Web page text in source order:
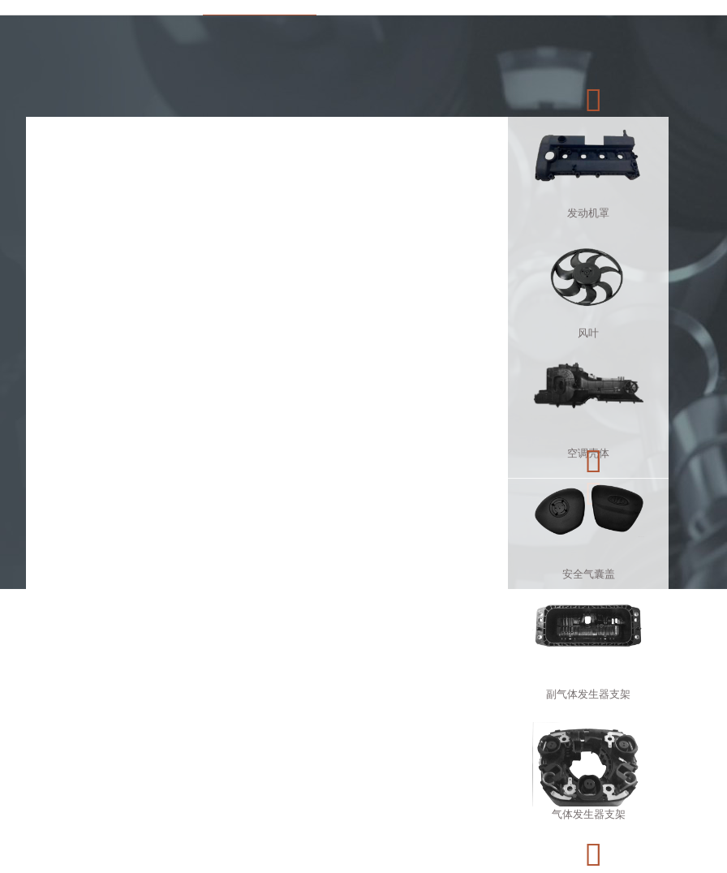
发动机罩
风叶
空调壳体
水室
链条导轨
气室


安全气囊盖
副气体发生器支架
气体发生器支架

